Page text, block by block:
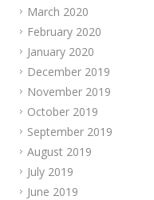
March 2020
February 2020
January 2020
December 2019
November 2019
October 2019
September 2019
August 2019
July 2019
June 2019